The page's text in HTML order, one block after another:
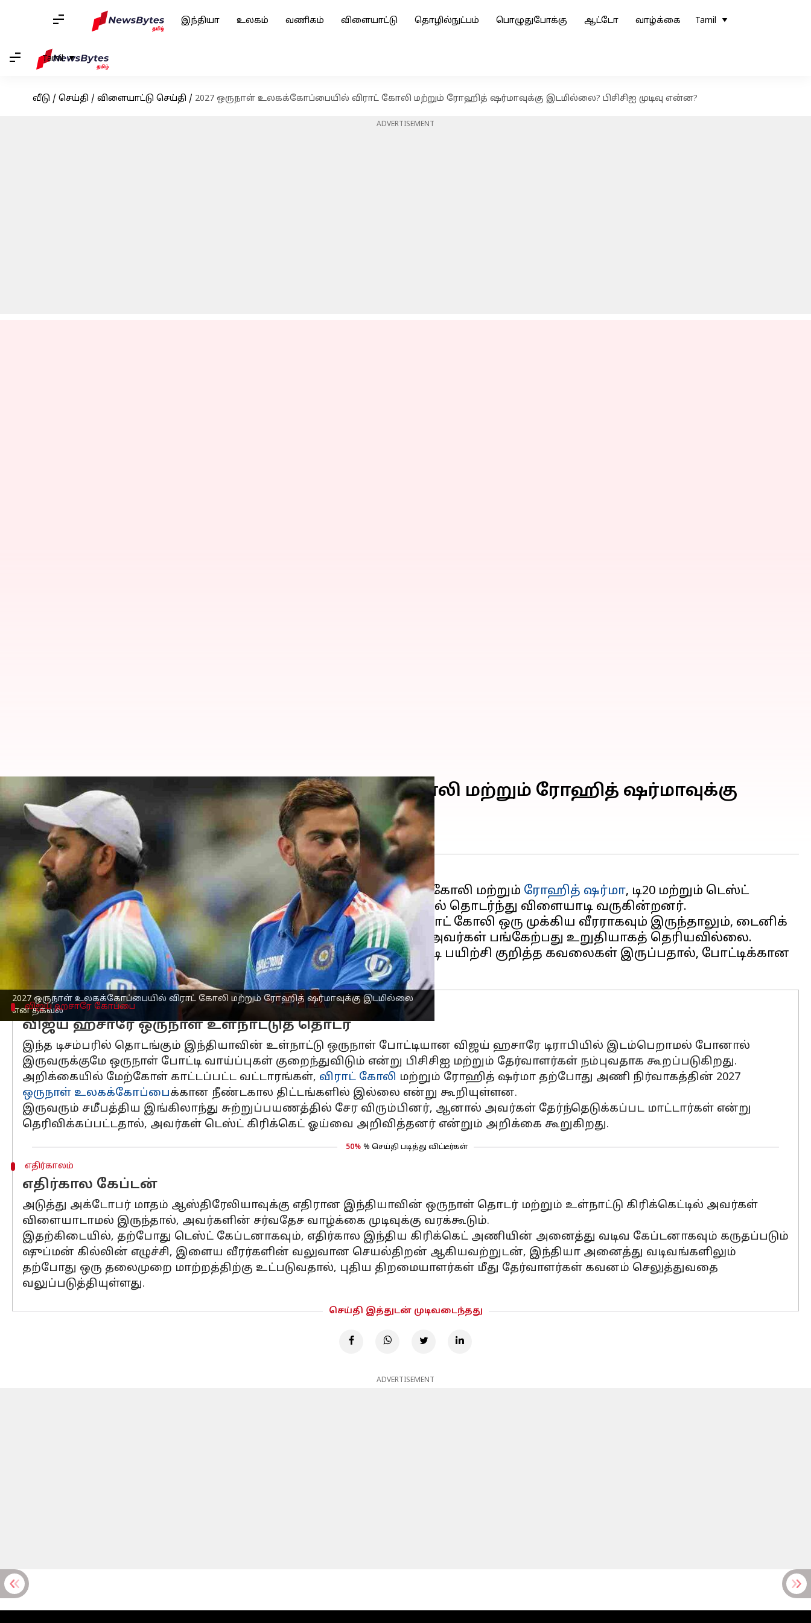
இந்தியா உலகம் வணிகம் விளையாட்டு தொழில்நுட்பம் பொழுதுபோக்கு ஆட்டோ வாழ்க்கை Tamil
Tamil
வீடு / செய்தி / விளையாட்டு செய்தி / 2027 ஒருநாள் உலகக்கோப்பையில் விராட் கோலி மற்றும் ரோஹித் ஷர்மாவுக்கு இடமில்லை? பிசிசிஐ முடிவு என்ன?
ADVERTISEMENT
2027 ஒருநாள் உலகக்கோப்பையில் விராட் கோலி மற்றும் ரோஹித் ஷர்மாவுக்கு இடமில்லை
என தகவல்
2027 ஒருநாள் உலகக்கோப்பையில் விராட் கோலி மற்றும் ரோஹித் ஷர்மாவுக்கு
இடமில்லை? பிசிசிஐ முடிவு என்ன?
எழுதியவர் Sekar Chinnappan Aug 10, 2025
செய்தி முன்னோட்டம்
இந்திய கிரிக்கெட் அணியின் நட்சத்திர பேட்ஸ்மேன்களான விராட் கோலி மற்றும் ரோஹித் ஷர்மா, டி20 மற்றும் டெஸ்ட்
போட்டிகளில் இருந்து ஓய்வு பெற்ற போதிலும், ஒருநாள் போட்டிகளில் தொடர்ந்து விளையாடி வருகின்றனர்.
ரோஹித் ஷர்மா இந்தியாவின் ஒருநாள் போட்டி கேப்டனாகவும், விராட் கோலி ஒரு முக்கிய வீரராகவும் இருந்தாலும், டைனிக்
ஜாக்ரனின் அறிக்கையின்படி, 2027 ஒருநாள் உலகக் கோப்பையில் அவர்கள் பங்கேற்பது உறுதியாகத் தெரியவில்லை.
அறிக்கையின்படி, வரும் ஆண்டுகளில் குறைந்த அளவிலான போட்டி பயிற்சி குறித்த கவலைகள் இருப்பதால், போட்டிக்கான
விஜய் ஹசாரே கோப்பை
விஜய் ஹசாரே ஒருநாள் உள்நாட்டுத் தொடர்
இந்த டிசம்பரில் தொடங்கும் இந்தியாவின் உள்நாட்டு ஒருநாள் போட்டியான விஜய் ஹசாரே டிராபியில் இடம்பெறாமல் போனால்
இருவருக்குமே ஒருநாள் போட்டி வாய்ப்புகள் குறைந்துவிடும் என்று பிசிசிஐ மற்றும் தேர்வாளர்கள் நம்புவதாக கூறப்படுகிறது.
அறிக்கையில் மேற்கோள் காட்டப்பட்ட வட்டாரங்கள், விராட் கோலி மற்றும் ரோஹித் ஷர்மா தற்போது அணி நிர்வாகத்தின் 2027
ஒருநாள் உலகக்கோப்பைக்கான நீண்டகால திட்டங்களில் இல்லை என்று கூறியுள்ளன.
இருவரும் சமீபத்திய இங்கிலாந்து சுற்றுப்பயணத்தில் சேர விரும்பினர், ஆனால் அவர்கள் தேர்ந்தெடுக்கப்பட மாட்டார்கள் என்று
தெரிவிக்கப்பட்டதால், அவர்கள் டெஸ்ட் கிரிக்கெட் ஓய்வை அறிவித்தனர் என்றும் அறிக்கை கூறுகிறது.
50% % செய்தி படித்து விட்டீர்கள்
எதிர்காலம்
எதிர்கால கேப்டன்
அடுத்து அக்டோபர் மாதம் ஆஸ்திரேலியாவுக்கு எதிரான இந்தியாவின் ஒருநாள் தொடர் மற்றும் உள்நாட்டு கிரிக்கெட்டில் அவர்கள்
விளையாடாமல் இருந்தால், அவர்களின் சர்வதேச வாழ்க்கை முடிவுக்கு வரக்கூடும்.
இதற்கிடையில், தற்போது டெஸ்ட் கேப்டனாகவும், எதிர்கால இந்திய கிரிக்கெட் அணியின் அனைத்து வடிவ கேப்டனாகவும் கருதப்படும்
ஷுப்மன் கில்லின் எழுச்சி, இளைய வீரர்களின் வலுவான செயல்திறன் ஆகியவற்றுடன், இந்தியா அனைத்து வடிவங்களிலும்
தற்போது ஒரு தலைமுறை மாற்றத்திற்கு உட்படுவதால், புதிய திறமையாளர்கள் மீது தேர்வாளர்கள் கவனம் செலுத்துவதை
வலுப்படுத்தியுள்ளது.
செய்தி இத்துடன் முடிவடைந்தது
ADVERTISEMENT